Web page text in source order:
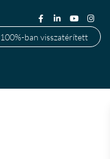
ban visszatérített